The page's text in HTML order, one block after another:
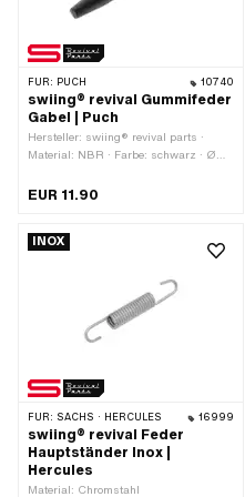
FÜR: PUCH 10740
swiing® revival Gummifeder
Gabel | Puch
Hersteller: swiing® revival parts ·
Material: NBR · Farbe: schwarz · Ø
mm · Puch OEM-Nr.: 349.1.30.820.1
EUR 11.90
INOX
FÜR: SACHS · HERCULES 16999
swiing® revival Feder
Hauptständer Inox |
Hercules
Material: Chromstahl